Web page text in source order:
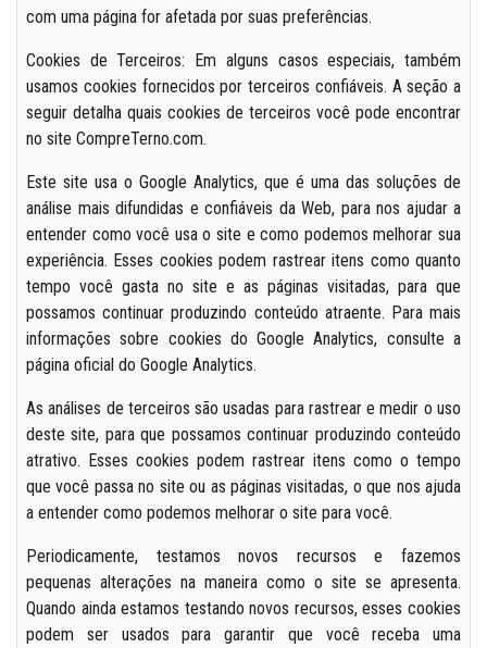
com uma página for afetada por suas preferências.
Cookies de Terceiros: Em alguns casos especiais, também
usamos cookies fornecidos por terceiros confiáveis. A seção a
seguir detalha quais cookies de terceiros você pode encontrar
no site CompreTerno.com.
Este site usa o Google Analytics, que é uma das soluções de
análise mais difundidas e confiáveis da Web, para nos ajudar a
entender como você usa o site e como podemos melhorar sua
experiência. Esses cookies podem rastrear itens como quanto
tempo você gasta no site e as páginas visitadas, para que
possamos continuar produzindo conteúdo atraente. Para mais
informações sobre cookies do Google Analytics, consulte a
página oficial do Google Analytics.
As análises de terceiros são usadas para rastrear e medir o uso
deste site, para que possamos continuar produzindo conteúdo
atrativo. Esses cookies podem rastrear itens como o tempo
que você passa no site ou as páginas visitadas, o que nos ajuda
a entender como podemos melhorar o site para você.
Periodicamente, testamos novos recursos e fazemos
pequenas alterações na maneira como o site se apresenta.
Quando ainda estamos testando novos recursos, esses cookies
podem ser usados para garantir que você receba uma